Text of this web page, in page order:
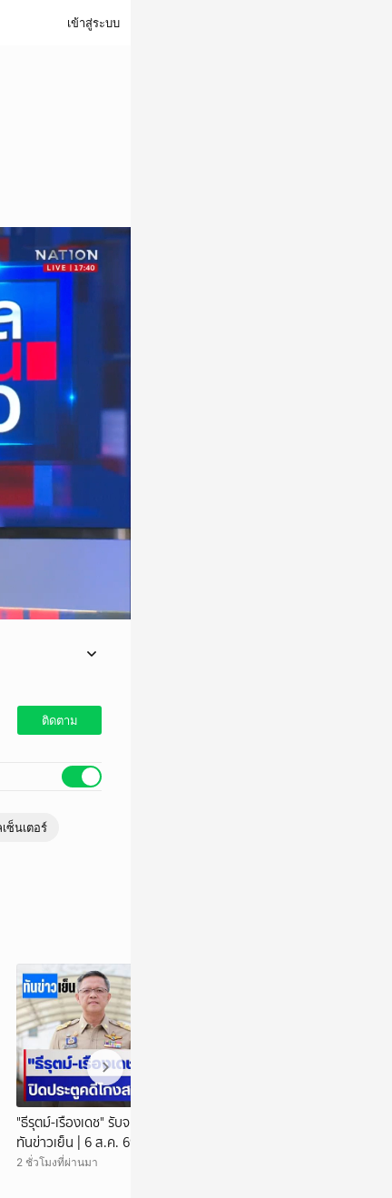
เข้าสู่ระบบ
เร่งช่วย
ติดตาม
ซ็นเตอร์
"ธีรุตม์-เรืองเดช" รับจบปิดประตูคดีโกงสอบ ? |
ทันข่าวเย็น | 6 ส.ค. 69 | NationTV22
2 ชั่วโมงที่ผ่านมา